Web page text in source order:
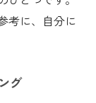
考に、自分に
グ